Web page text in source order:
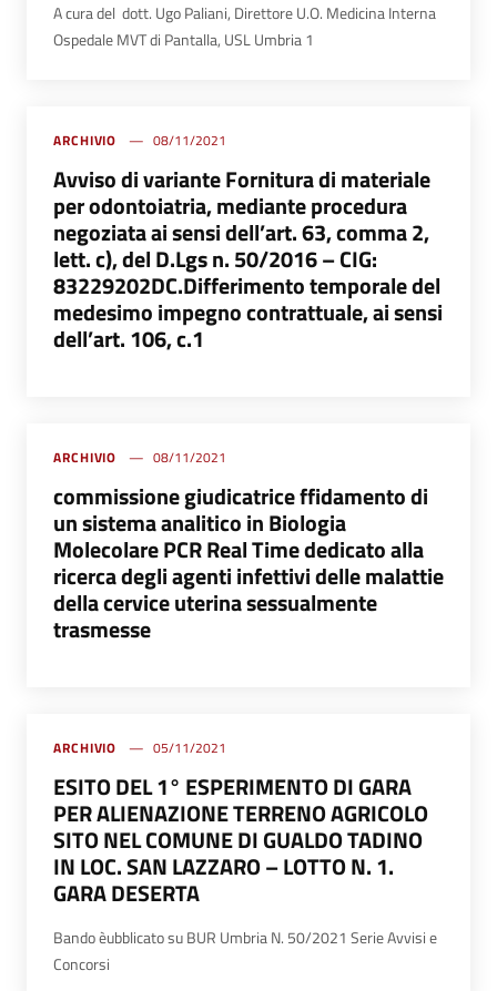
A cura del dott. Ugo Paliani, Direttore U.O. Medicina Interna
Ospedale MVT di Pantalla, USL Umbria 1
ARCHIVIO 08/11/2021
Avviso di variante Fornitura di materiale
per odontoiatria, mediante procedura
negoziata ai sensi dell’art. 63, comma 2,
lett. c), del D.Lgs n. 50/2016 – CIG:
83229202DC.Differimento temporale del
medesimo impegno contrattuale, ai sensi
dell’art. 106, c.1
ARCHIVIO 08/11/2021
commissione giudicatrice ffidamento di
un sistema analitico in Biologia
Molecolare PCR Real Time dedicato alla
ricerca degli agenti infettivi delle malattie
della cervice uterina sessualmente
trasmesse
ARCHIVIO 05/11/2021
ESITO DEL 1° ESPERIMENTO DI GARA
PER ALIENAZIONE TERRENO AGRICOLO
SITO NEL COMUNE DI GUALDO TADINO
IN LOC. SAN LAZZARO – LOTTO N. 1.
GARA DESERTA
Bando èubblicato su BUR Umbria N. 50/2021 Serie Avvisi e
Concorsi